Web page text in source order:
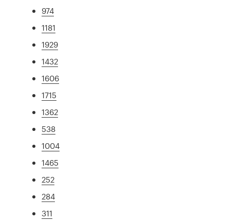
974
1181
1929
1432
1606
1715
1362
538
1004
1465
252
284
311